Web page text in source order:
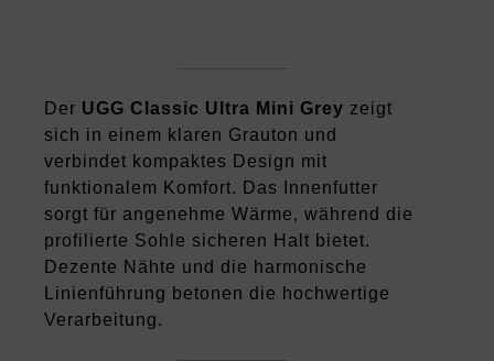
Der UGG Classic Ultra Mini Grey zeigt
sich in einem klaren Grauton und
verbindet kompaktes Design mit
funktionalem Komfort. Das Innenfutter
sorgt für angenehme Wärme, während die
profilierte Sohle sicheren Halt bietet.
Dezente Nähte und die harmonische
Linienführung betonen die hochwertige
Verarbeitung.